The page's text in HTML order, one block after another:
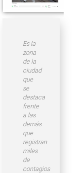
Es la
zona
de la
ciudad
que
se
destaca
frente
a las
demás
que
registran
miles
de
contagios